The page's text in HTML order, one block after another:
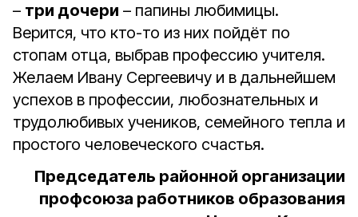
– три дочери – папины любимицы.
Верится, что кто-то из них пойдёт по
стопам отца, выбрав профессию учителя.
Желаем Ивану Сергеевичу и в дальнейшем
успехов в профессии, любознательных и
трудолюбивых учеников, семейного тепла и
простого человеческого счастья.
Председатель районной организации
профсоюза работников образования